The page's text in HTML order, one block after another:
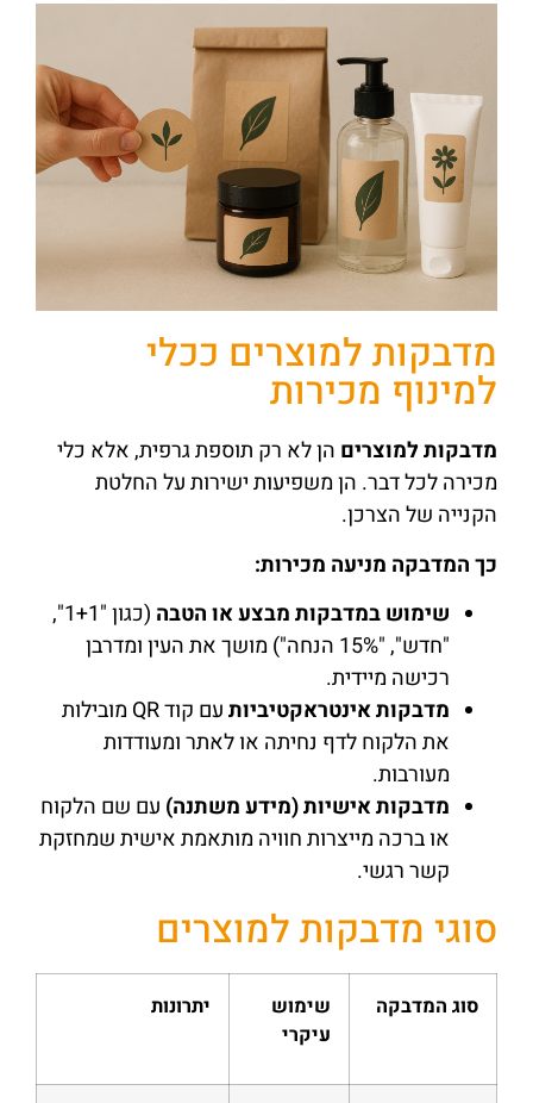
מדבקות למוצרים ככלי
למינוף מכירות
מדבקות למוצרים הן לא רק תוספת גרפית, אלא כלי
מכירה לכל דבר. הן משפיעות ישירות על החלטת
הקנייה של הצרכן.
כך המדבקה מניעה מכירות:
שימוש במדבקות מבצע או הטבה
(כגון "1+1",
"חדש", "15% הנחה") מושך את העין ומדרבן
רכישה מיידית.
מדבקות אינטראקטיביות
עם קוד QR מובילות
את הלקוח לדף נחיתה או לאתר ומעודדות
מעורבות.
מדבקות אישיות (מידע משתנה) עם שם הלקוח
או ברכה מייצרות חוויה מותאמת אישית שמחזקת
קשר רגשי.
סוגי מדבקות למוצרים
סוג המדבקה
שימוש
עיקרי
יתרונות